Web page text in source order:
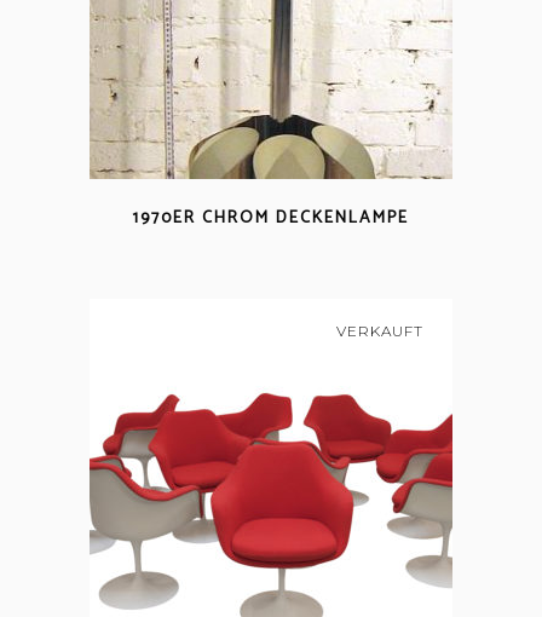
1970ER CHROM DECKENLAMPE
VERKAUFT